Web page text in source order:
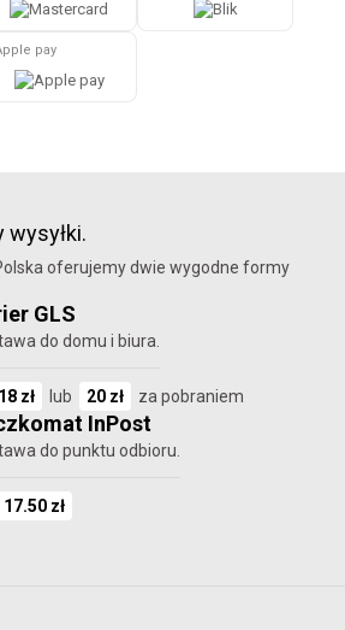
pay
wysyłki.
oferujemy dwie wygodne formy
GLS
do domu i biura.
18 zł lub 20 zł za pobraniem
InPost
do punktu odbioru.
17.50 zł